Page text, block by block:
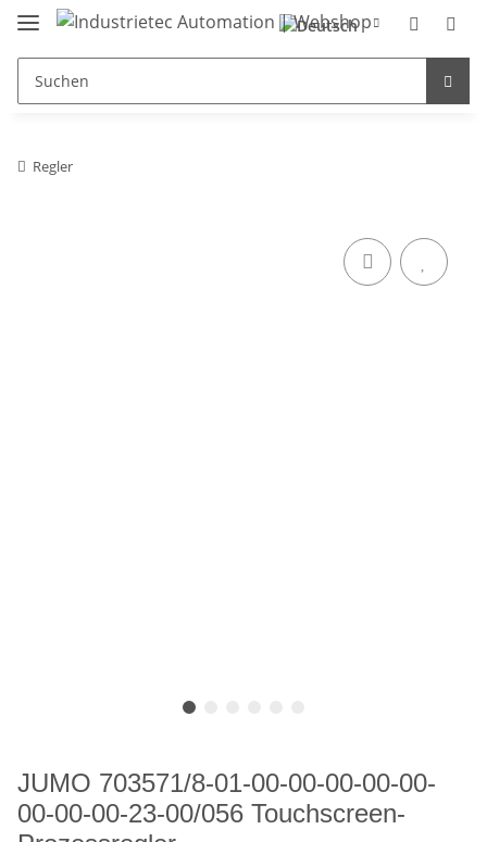
Regler
JUMO 703571/8-01-00-00-00-00-00-
00-00-00-23-00/056 Touchscreen-